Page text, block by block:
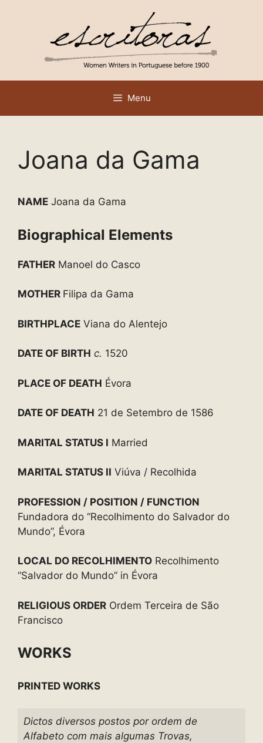
Menu
Joana da Gama
NAME Joana da Gama
Biographical Elements
FATHER Manoel do Casco
MOTHER Filipa da Gama
BIRTHPLACE Viana do Alentejo
DATE OF BIRTH c. 1520
PLACE OF DEATH Évora
DATE OF DEATH 21 de Setembro de 1586
MARITAL STATUS I Married
MARITAL STATUS II Viúva / Recolhida
PROFESSION / POSITION / FUNCTION
Fundadora do “Recolhimento do Salvador do
Mundo”, Évora
LOCAL DO RECOLHIMENTO Recolhimento
“Salvador do Mundo” in Évora
RELIGIOUS ORDER Ordem Terceira de São
Francisco
WORKS
PRINTED WORKS
Dictos diversos postos por ordem de
Alfabeto com mais algumas Trovas,